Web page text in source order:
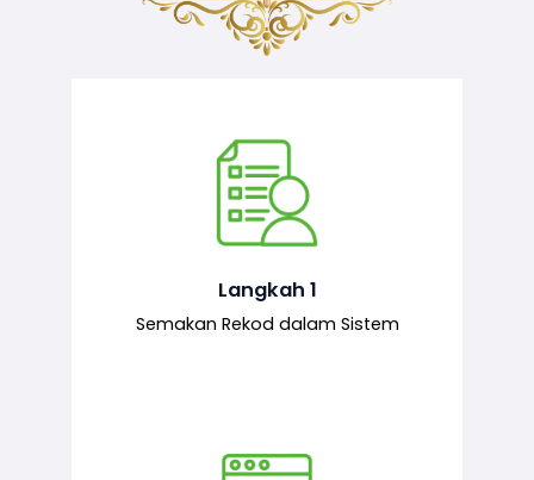
Langkah 1
Semakan Rekod dalam Sistem
Semakan ke atas sejarah permohonan
yang pernah dibuat oleh pemohon,